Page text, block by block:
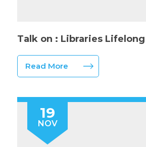
Talk on : Libraries
Read More
19
NOV